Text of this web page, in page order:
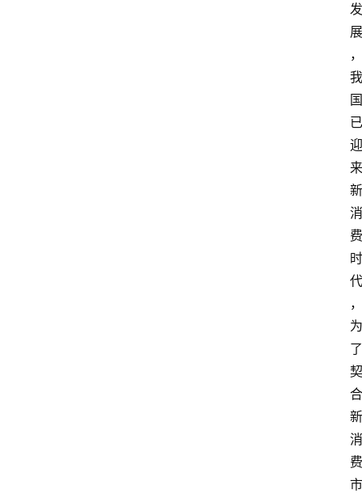
发
展
，
我
国
已
迎
来
新
消
费
时
代
，
为
了
契
合
新
消
费
市